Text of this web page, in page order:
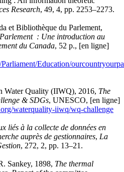
Research, 49, 4, pp. 2253–2273.
et Bibliothèque du Parlement,
: Une introduction au
du Canada, 52 p., [en ligne]
Education/
Water Quality (IIWQ), 2016, The
& SDGs, UNESCO, [en ligne]
waterquality-iiwq/wq-challenge
liés à la collecte de données en
auprès de gestionnaires, La
, 272, 2, pp. 13–21.
Sankey, 1898, The thermal